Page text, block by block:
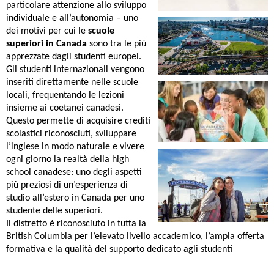
particolare attenzione allo sviluppo
individuale e all’autonomia – uno
dei motivi per cui le scuole
superiori in Canada sono tra le più
apprezzate dagli studenti europei.
Gli studenti internazionali vengono
inseriti direttamente nelle scuole
locali, frequentando le lezioni
insieme ai coetanei canadesi.
Questo permette di acquisire crediti
scolastici riconosciuti, sviluppare
l’inglese in modo naturale e vivere
ogni giorno la realtà della high
school canadese: uno degli aspetti
più preziosi di un’esperienza di
studio all’estero in Canada per uno
studente delle superiori.
Il distretto è riconosciuto in tutta la
British Columbia per l’elevato livello accademico, l’ampia offerta
formativa e la qualità del supporto dedicato agli studenti